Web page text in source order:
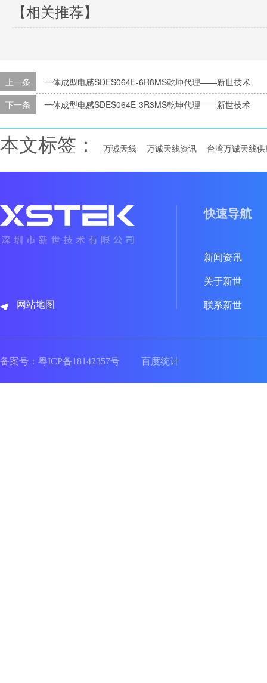
【相关推荐】
上一条
一体成型电感SDES064E-6R8MS乾坤代理——新世技术
下一条
一体成型电感SDES064E-3R3MS乾坤代理——新世技术
本文标签： 万诚天线 万诚天线资讯 台湾万诚天线
网站地图
快速导航
新闻资讯
关于新世
联系新世
备案号： 粤ICP备18142357号 百度统计